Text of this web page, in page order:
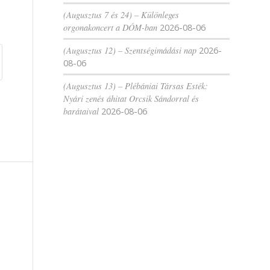
(Augusztus 7 és 24) – Különleges
orgonakoncert a DÓM-ban 2026-08-06
(Augusztus 12) – Szentségimádási nap 2026-
08-06
(Augusztus 13) – Plébániai Társas Esték:
Nyári zenés áhitat Orcsik Sándorral és
barátaival 2026-08-06